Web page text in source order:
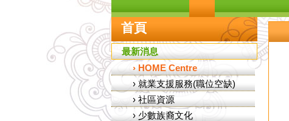
首頁
最新消息
› HOME Centre
› 就業支援服務(職位空缺)
› 社區資源
› 少數族裔文化